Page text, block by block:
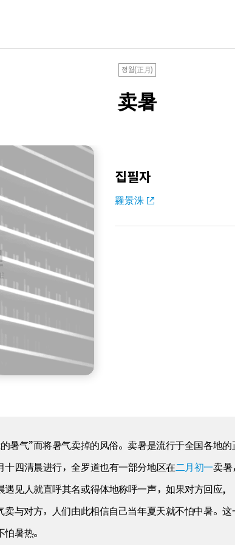
정월(正月)
卖暑
집필자
羅景洙
暑气”而将暑气卖掉的风俗。卖暑是流行于全国各地的
四清晨进行，全罗道也有一部分地区在二月初一卖暑
见人就直呼其名或得体地称呼一声，如果对方回应,
与对方，人们由此相信自己当年夏天就不怕中暑。
暑热。